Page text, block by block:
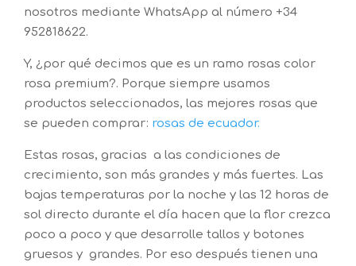
nosotros mediante WhatsApp al número +34
952818622.
Y, ¿por qué decimos que es un ramo rosas color
rosa premium?. Porque siempre usamos
productos seleccionados, las mejores rosas que
se pueden comprar: rosas de ecuador.
Estas rosas, gracias a las condiciones de
crecimiento, son más grandes y más fuertes. Las
bajas temperaturas por la noche y las 12 horas de
sol directo durante el día hacen que la flor crezca
poco a poco y que desarrolle tallos y botones
gruesos y grandes. Por eso después tienen una